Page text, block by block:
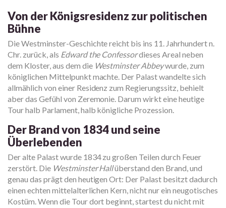
Von der Königsresidenz zur politischen
Bühne
Die Westminster-Geschichte reicht bis ins 11. Jahrhundert n.
Chr. zurück, als Edward the Confessordieses Areal neben
dem Kloster, aus dem die Westminster Abbeywurde, zum
königlichen Mittelpunkt machte. Der Palast wandelte sich
allmählich von einer Residenz zum Regierungssitz, behielt
aber das Gefühl von Zeremonie. Darum wirkt eine heutige
Tour halb Parlament, halb königliche Prozession.
Der Brand von 1834 und seine
Überlebenden
Der alte Palast wurde 1834 zu großen Teilen durch Feuer
zerstört. Die Westminster Hallüberstand den Brand, und
genau das prägt den heutigen Ort: Der Palast besitzt dadurch
einen echten mittelalterlichen Kern, nicht nur ein neugotisches
Kostüm. Wenn die Tour dort beginnt, startest du nicht mit